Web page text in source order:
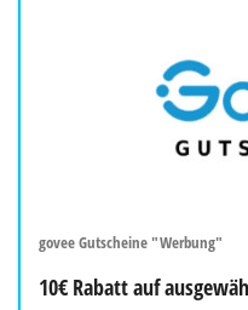
govee Gutscheine "Werbung"
10€ Rabatt auf